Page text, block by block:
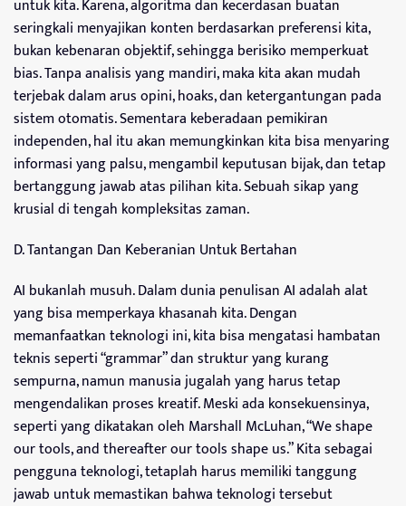
untuk kita. Karena, algoritma dan kecerdasan buatan
seringkali menyajikan konten berdasarkan preferensi kita,
bukan kebenaran objektif, sehingga berisiko memperkuat
bias. Tanpa analisis yang mandiri, maka kita akan mudah
terjebak dalam arus opini, hoaks, dan ketergantungan pada
sistem otomatis. Sementara keberadaan pemikiran
independen, hal itu akan memungkinkan kita bisa menyaring
informasi yang palsu, mengambil keputusan bijak, dan tetap
bertanggung jawab atas pilihan kita. Sebuah sikap yang
krusial di tengah kompleksitas zaman.
D. Tantangan Dan Keberanian Untuk Bertahan
AI bukanlah musuh. Dalam dunia penulisan AI adalah alat
yang bisa memperkaya khasanah kita. Dengan
memanfaatkan teknologi ini, kita bisa mengatasi hambatan
teknis seperti “grammar” dan struktur yang kurang
sempurna, namun manusia jugalah yang harus tetap
mengendalikan proses kreatif. Meski ada konsekuensinya,
seperti yang dikatakan oleh Marshall McLuhan, “We shape
our tools, and thereafter our tools shape us.” Kita sebagai
pengguna teknologi, tetaplah harus memiliki tanggung
jawab untuk memastikan bahwa teknologi tersebut